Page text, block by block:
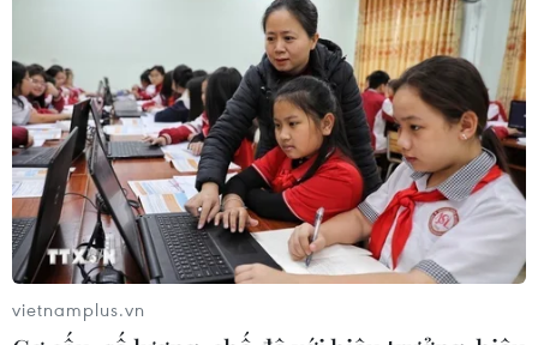
vietnamplus.vn